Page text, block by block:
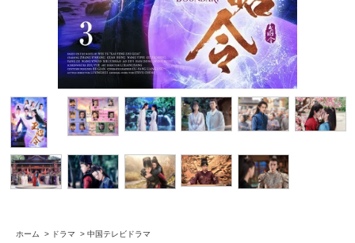
ホーム > ドラマ > 中国テレビドラマ